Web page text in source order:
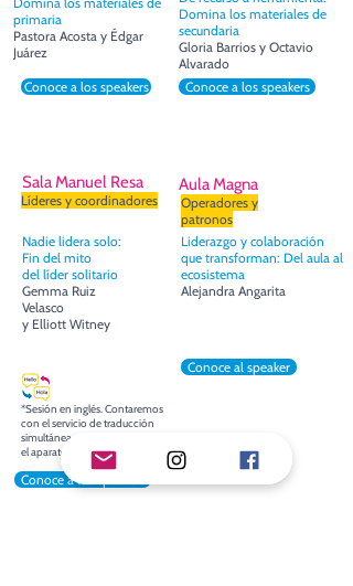
primaria
Pastora Acosta y Édgar
Juárez
Domina los materiales de
secundaria
Gloria Barrios y Octavio
Alvarado
Conoce a los speakers
Conoce a los speakers
Aula Magna
Operadores y
patronos
Sala Manuel Resa
Líderes y coordinadores
Nadie lidera solo:
Fin del mito
del líder solitario
Gemma Ruiz
Velasco
y Elliott Witney
Liderazgo y colaboración
que transforman: Del aula al
ecosistema
Alejandra Angarita
Conoce al speaker
*Sesión en inglés. Contaremos
con el servicio de traducción
simultánea, no olvides regresar
el aparato traductor
Conoce a los speakers